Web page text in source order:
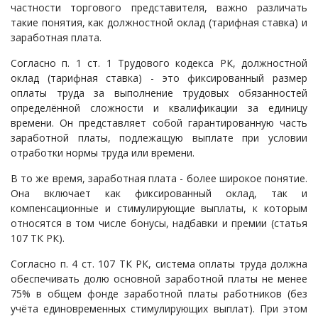
Қазына» (ПКО)
Некоммерческие организации
Исполнительное производство
Судопроизводство
Ответы государственных органов
частности торгового представителя, важно различать
такие понятия, как должностной оклад (тарифная ставка) и
заработная плата.
Согласно п. 1 ст. 1 Трудового кодекса РК, должностной
оклад (тарифная ставка) - это фиксированный размер
оплаты труда за выполнение трудовых обязанностей
определённой сложности и квалификации за единицу
времени. Он представляет собой гарантированную часть
заработной платы, подлежащую выплате при условии
отработки нормы труда или времени.
В то же время, заработная плата - более широкое понятие.
Она включает как фиксированный оклад, так и
компенсационные и стимулирующие выплаты, к которым
относятся в том числе бонусы, надбавки и премии (статья
107 ТК РК).
Согласно п. 4 ст. 107 ТК РК, система оплаты труда должна
обеспечивать долю основной заработной платы не менее
75% в общем фонде заработной платы работников (без
учёта единовременных стимулирующих выплат). При этом